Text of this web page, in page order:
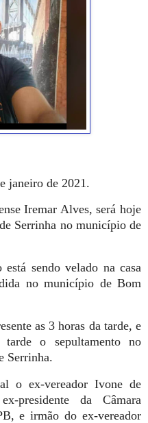
janeiro de 2021.
Iremar Alves, será hoje
Serrinha no município de
sendo velado na casa
no município de Bom
as 3 horas da tarde, e
o sepultamento no
Serrinha.
o ex-vereador Ivone de
presidente da Câmara
e irmão do ex-vereador